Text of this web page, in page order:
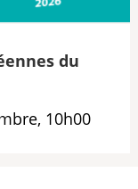
du
10h00